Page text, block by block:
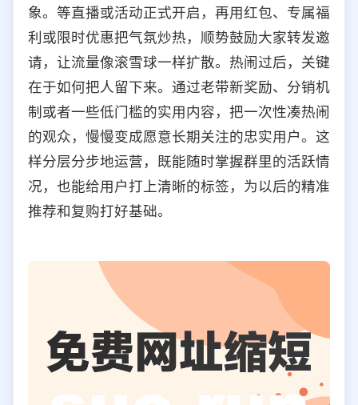
象。等直播或活动正式开启，再用红包、专属福
利或限时优惠把气氛炒热，顺势鼓励大家转发邀
请，让流量像滚雪球一样扩散。热闹过后，关键
在于如何把人留下来。通过老带新奖励、分销机
制或者一些低门槛的实用内容，把一次性凑热闹
的观众，慢慢变成愿意长期关注的忠实用户。这
样分层分步地运营，既能随时掌握群里的活跃情
况，也能给用户打上清晰的标签，为以后的精准
推荐和复购打好基础。